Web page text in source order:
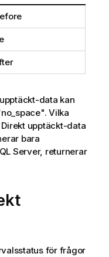
-data kan
. Vilka
Direkt upptäckt-data
bara
Server, returnerar
för frågor